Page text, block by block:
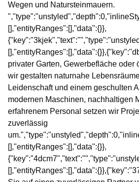
Wegen und Natursteinmauern.
[],"entityRanges":[],"data":{}},
privater Garten, Gewerbefläche oder
wir gestalten naturnahe
Leidenschaft und einem geschulten
modernen Maschinen, nachhaltigen
erfahrenem Personal setzen wir
zuverlässig
[],"entityRanges":[],"data":{}},